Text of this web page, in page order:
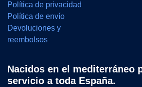
Política de privacidad
Política de envío
Devoluciones y
reembolsos
Nacidos en el mediterráneo
servicio a toda España.